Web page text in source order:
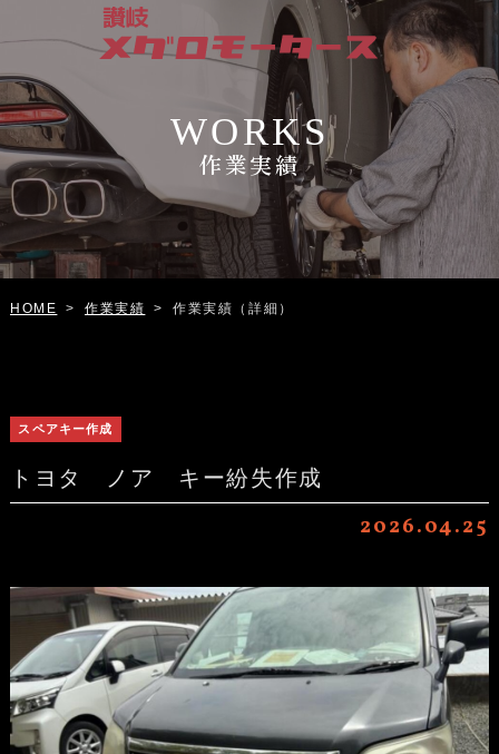
WORKS
作業実績
HOME > 作業実績 > 作業実績（詳細）
スペアキー作成
トヨタ ノア キー紛失作成
2026.04.25